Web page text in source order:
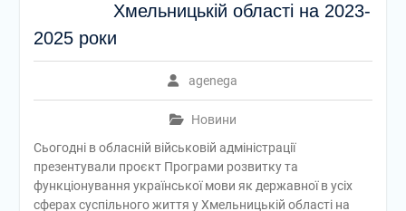
Хмельницькій області на 2023-
2025 роки
agenega
Новини
Сьогодні в обласній військовій адміністрації
презентували проєкт Програми розвитку та
функціонування української мови як державної в усіх
сферах суспільного життя у Хмельницькій області на